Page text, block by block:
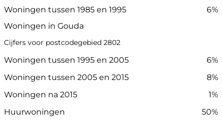
Woningen tussen 1985 en 1995
6%
Woningen in Gouda
Cijfers voor postcodegebied 2802
Woningen tussen 1995 en 2005
6%
Woningen tussen 2005 en 2015
8%
Woningen na 2015
1%
Huurwoningen
50%